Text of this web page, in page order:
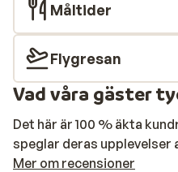
Måltider
Flygresan
Vad våra gäster
Det här är 100 % äkta
speglar deras upplevelser
Mer om recensioner